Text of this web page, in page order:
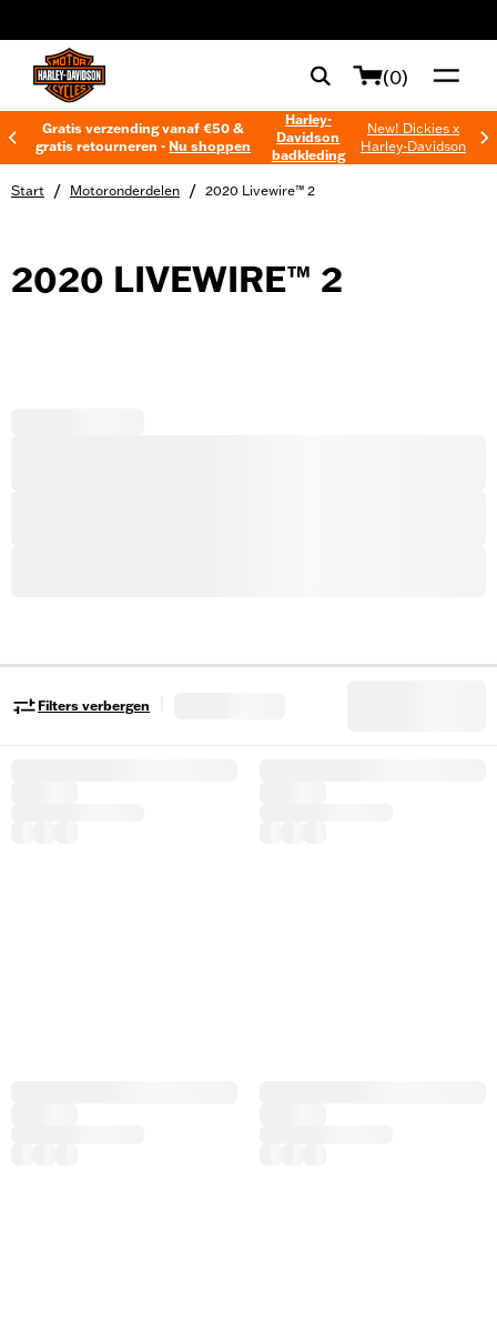
(0)
Gratis verzending vanaf €50 &
gratis retourneren -Nu shoppen
Harley-
Davidson
badkleding
New! Dickies x
Harley-Davidson
Start / Motoronderdelen / 2020 Livewire™ 2
2020 LIVEWIRE™ 2
Filters verbergen